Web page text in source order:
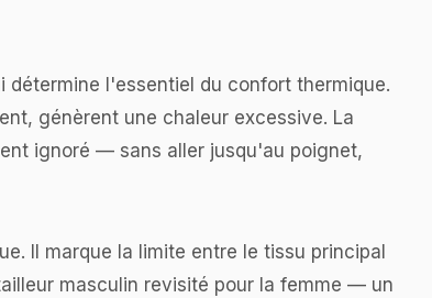
l'essentiel du confort thermique.
génèrent une chaleur excessive. La
ignoré — sans aller jusqu'au poignet,
Il marque la limite entre le tissu principal
masculin revisité pour la femme — un